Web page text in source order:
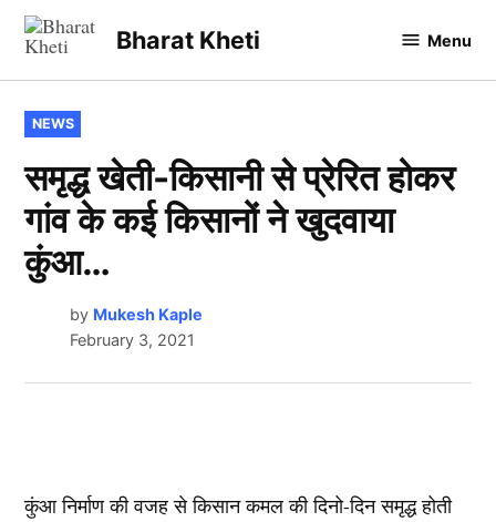
Skip
content
Bharat Kheti Menu
POSTED
IN
NEWS
समृद्ध खेती-किसानी से प्रेरित होकर
गांव के कई किसानों ने खुदवाया
कुंआ…
by Mukesh Kaple
February 3, 2021
कुंआ निर्माण की वजह से किसान कमल की दिनो-दिन समृद्ध होती